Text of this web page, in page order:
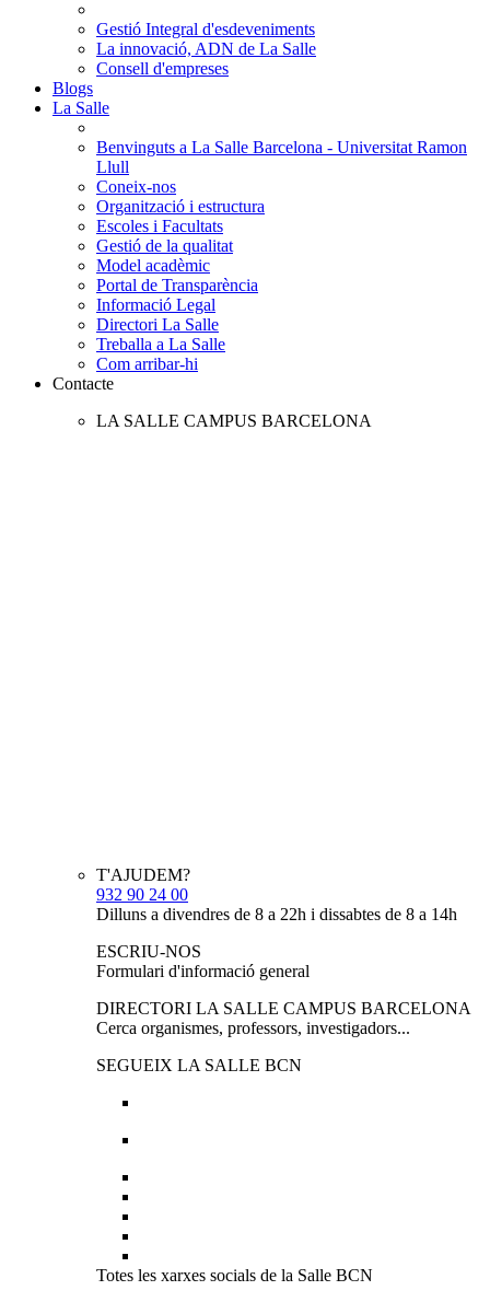
Gestió Integral d'esdeveniments
La innovació, ADN de La Salle
Consell d'empreses
Blogs
La Salle
Benvinguts a La Salle Barcelona - Universitat Ramon
Llull
Coneix-nos
Organització i estructura
Escoles i Facultats
Gestió de la qualitat
Model acadèmic
Portal de Transparència
Informació Legal
Directori La Salle
Treballa a La Salle
Com arribar-hi
Contacte
LA SALLE CAMPUS BARCELONA
T'AJUDEM?
932 90 24 00
Dilluns a divendres de 8 a 22h i dissabtes de 8 a 14h
ESCRIU-NOS
Formulari d'informació general
DIRECTORI LA SALLE CAMPUS BARCELONA
Cerca organismes, professors, investigadors...
SEGUEIX LA SALLE BCN
Totes les xarxes socials de la Salle BCN